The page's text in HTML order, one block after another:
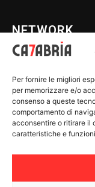
Per fornire le migliori
per memorizzare e/o
consenso a queste
comportamento di
acconsentire o ritirare il
caratteristiche e
NETWORK
WE CALABRIA
C7 PLAY
MIX ZONE